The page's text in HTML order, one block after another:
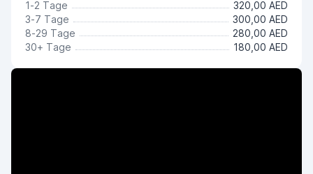
1-2 Tage
320,00 AED
3-7 Tage
300,00 AED
8-29 Tage
280,00 AED
30+ Tage
180,00 AED